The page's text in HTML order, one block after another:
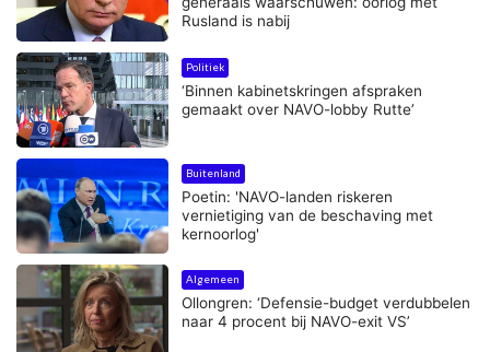
Rusland is nabij
Politiek
‘Binnen kabinetskringen afspraken
gemaakt over NAVO-lobby Rutte’
Buitenland
Poetin: 'NAVO-landen riskeren
vernietiging van de beschaving met
kernoorlog'
Algemeen
Ollongren: ‘Defensie-budget verdubbelen
naar 4 procent bij NAVO-exit VS’